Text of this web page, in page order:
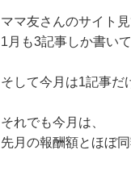
ママ友さんのサイト
1月も3記事しか書い
そして今月は1記事だ
それでも今月は、
先月の報酬額とほぼ